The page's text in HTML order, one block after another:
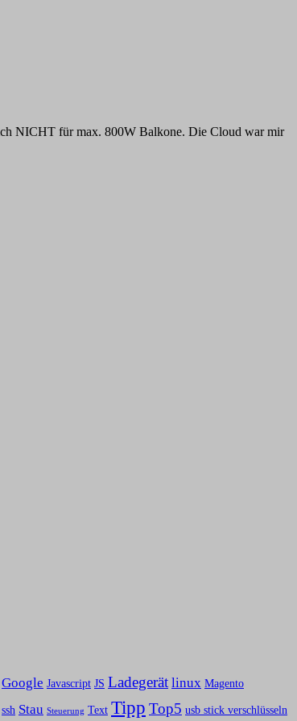
NICHT für max. 800W Balkone. Die Cloud war mir
Google Javascript JS Ladegerät linux Magento
ssh Stau Steuerung Text Tipp Top5 usb stick verschlüsseln